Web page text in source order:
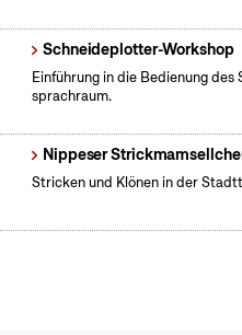
Schneideplotter-Workshop
​Einführung in die Bedienung
sprachraum.
Nippeser
Stricken und Klönen in der